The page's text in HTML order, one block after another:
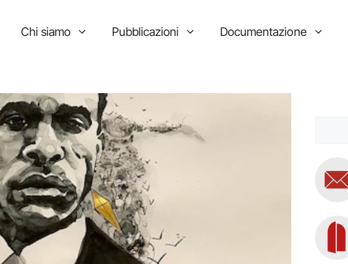
Chi siamo Pubblicazioni Documentazione